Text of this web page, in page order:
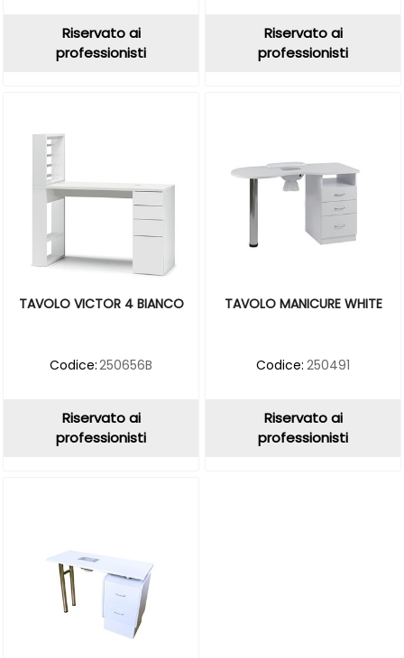
Riservato ai
professionisti
Riservato ai
professionisti
TAVOLO VICTOR 4 BIANCO
Codice:250656B
Riservato ai
professionisti
TAVOLO MANICURE WHITE
Codice: 250491
Riservato ai
professionisti